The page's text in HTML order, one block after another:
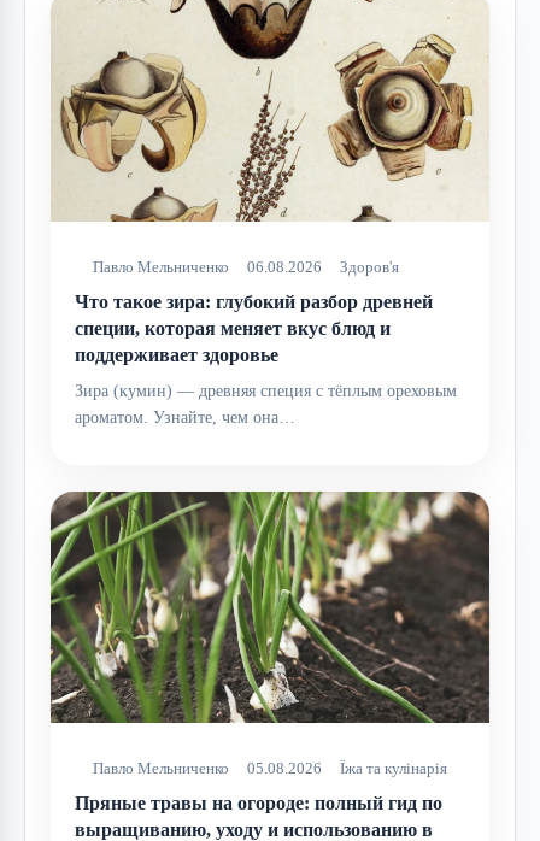
Павло Мельниченко 06.08.2026 Здоров'я
Что такое зира: глубокий разбор древней
специи, которая меняет вкус блюд и
поддерживает здоровье
Зира (кумин) — древняя специя с тёплым ореховым
ароматом. Узнайте, чем она…
Павло Мельниченко 05.08.2026 Їжа та кулінарія
Пряные травы на огороде: полный гид по
выращиванию, уходу и использованию в